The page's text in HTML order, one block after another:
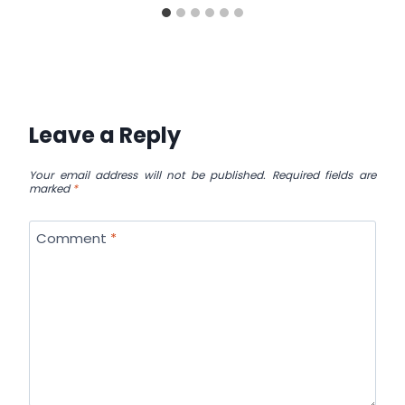
Leave a Reply
Your email address will not be published. Required fields are
marked*
Comment *